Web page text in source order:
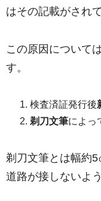
はその記載がされ
この原因について
す。
検査済証発行後
剃刀文筆によっ
剃刀文筆とは幅約
道路が接しないよ